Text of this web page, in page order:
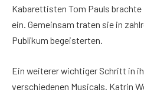
Kabarettisten Tom Pauls
ein. Gemeinsam traten sie in
Publikum begeisterten.
Ein weiterer wichtiger Schritt in
verschiedenen Musicals. Katrin